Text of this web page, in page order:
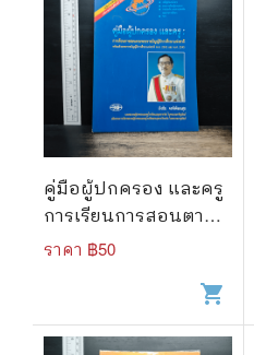
คู่มือผู้ปกครอง และครู
การเรียนการสอนตามพ
ระราชบัญญัติการศึกษา
ราคา ฿50
shopping_cart